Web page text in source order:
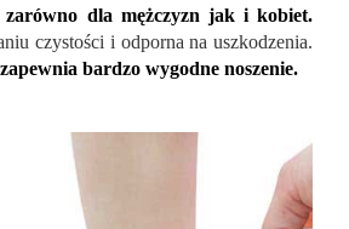
zarówno dla mężczyzn jak i kobiet.
czystości i odporna na uszkodzenia.
bardzo wygodne noszenie.